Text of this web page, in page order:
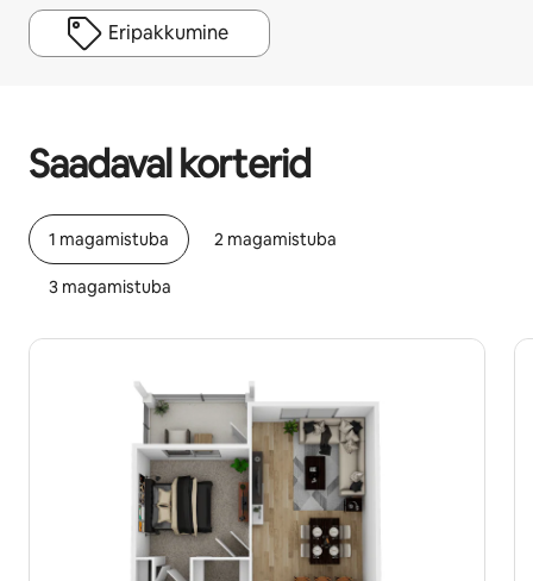
Eripakkumine
Saadaval korterid
1 magamistuba 2 magamistuba
3 magamistuba